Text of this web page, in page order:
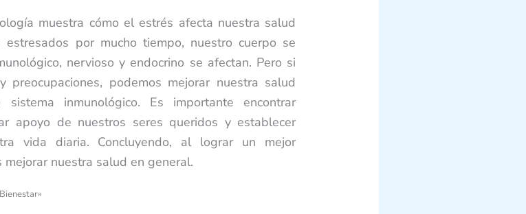
muestra cómo el estrés afecta nuestra salud
por mucho tiempo, nuestro cuerpo se
nervioso y endocrino se afectan. Pero si
podemos mejorar nuestra salud
inmunológico. Es importante encontrar
apoyo de nuestros seres queridos y establecer
vida diaria. Concluyendo, al lograr un mejor
nuestra salud en general.